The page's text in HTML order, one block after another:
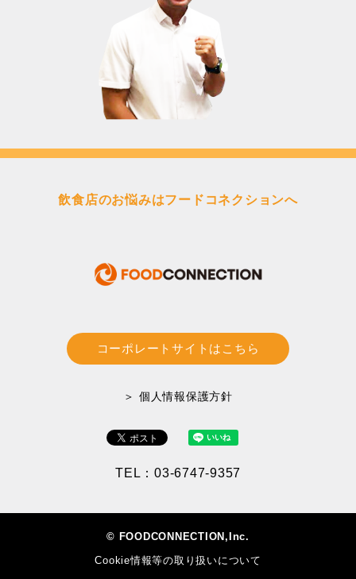
飲食店のお悩みはフードコネクションへ
コーポレートサイトはこちら
＞ 個人情報保護方針
TEL：03-6747-9357
© FOODCONNECTION,Inc.
Cookie情報等の取り扱いについて